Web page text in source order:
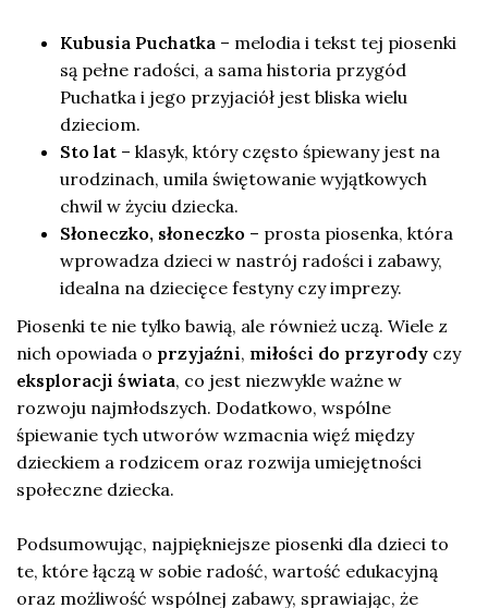
Kubusia Puchatka – melodia i tekst tej piosenki
są pełne radości, a sama historia przygód
Puchatka i jego przyjaciół jest bliska wielu
dzieciom.
Sto lat – klasyk, który często śpiewany jest na
urodzinach, umila świętowanie wyjątkowych
chwil w życiu dziecka.
Słoneczko, słoneczko – prosta piosenka, która
wprowadza dzieci w nastrój radości i zabawy,
idealna na dziecięce festyny czy imprezy.
Piosenki te nie tylko bawią, ale również uczą. Wiele z
nich opowiada o przyjaźni, miłości do przyrody czy
eksploracji świata, co jest niezwykle ważne w
rozwoju najmłodszych. Dodatkowo, wspólne
śpiewanie tych utworów wzmacnia więź między
dzieckiem a rodzicem oraz rozwija umiejętności
społeczne dziecka.
Podsumowując, najpiękniejsze piosenki dla dzieci to
te, które łączą w sobie radość, wartość edukacyjną
oraz możliwość wspólnej zabawy, sprawiając, że